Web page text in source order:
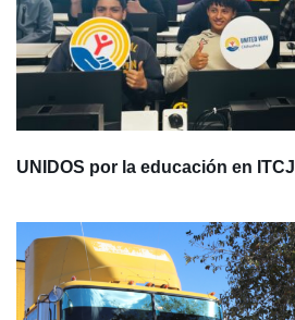
UNIDOS por la educación en ITCJ